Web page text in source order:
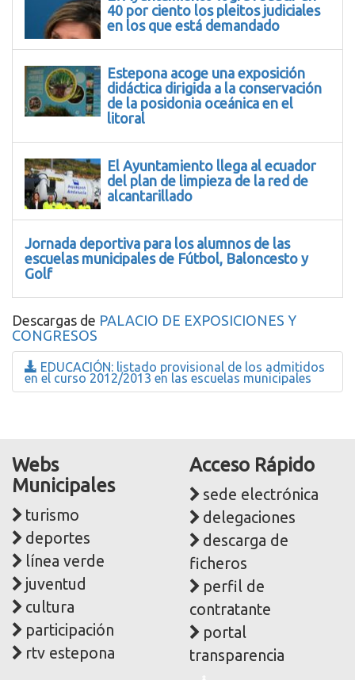
40 por ciento los pleitos judiciales
en los que está demandado
Estepona acoge una exposición
didáctica dirigida a la conservación
de la posidonia oceánica en el
litoral
El Ayuntamiento llega al ecuador
del plan de limpieza de la red de
alcantarillado
Jornada deportiva para los alumnos de las
escuelas municipales de Fútbol, Baloncesto y
Golf
Descargas de PALACIO DE EXPOSICIONES Y
CONGRESOS
EDUCACIÓN: listado provisional de los admitidos
en el curso 2012/2013 en las escuelas municipales
Webs
Municipales
turismo
deportes
línea verde
juventud
cultura
participación
rtv estepona
Acceso Rápido
sede electrónica
delegaciones
descarga de
ficheros
perfil de
contratante
portal
transparencia